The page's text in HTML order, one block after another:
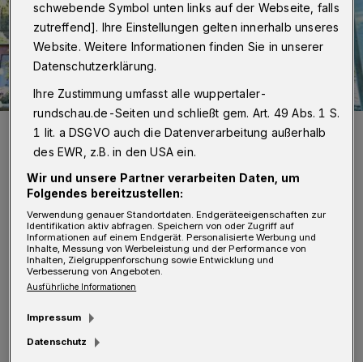
Das ehemalige Heizkraftwerk an der Kabelstraße.
„Wir freuen uns über diese Nachricht, denn
damit gibt die Bayer AG ein weiteres
Bekenntnis für Wuppertal ab. Das stärkt
unsere Stadt generell als Wirtschafts- und
besonders als Gesundheitsstandort“, so
schwebende Symbol unten links auf der Webseite, falls
zutreffend]. Ihre Einstellungen gelten innerhalb unseres
Website. Weitere Informationen finden Sie in unserer
Datenschutzerklärung.
Ihre Zustimmung umfasst alle wuppertaler-
rundschau.de-Seiten und schließt gem. Art. 49 Abs. 1 S.
1 lit. a DSGVO auch die Datenverarbeitung außerhalb
des EWR, z.B. in den USA ein.
Wir und unsere Partner verarbeiten Daten, um
Folgendes bereitzustellen:
Verwendung genauer Standortdaten. Endgeräteeigenschaften zur
Identifikation aktiv abfragen. Speichern von oder Zugriff auf
Informationen auf einem Endgerät. Personalisierte Werbung und
Inhalte, Messung von Werbeleistung und der Performance von
Inhalten, Zielgruppenforschung sowie Entwicklung und
Verbesserung von Angeboten.
Ausführliche Informationen
Impressum
Datenschutz